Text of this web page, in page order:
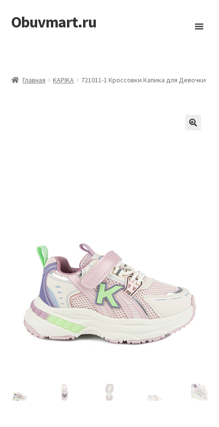
Перейти
к
Перейти
к
Obuvmart.ru
Главная KAPIKA 721011-1 Кроссовки Капика для Девочки